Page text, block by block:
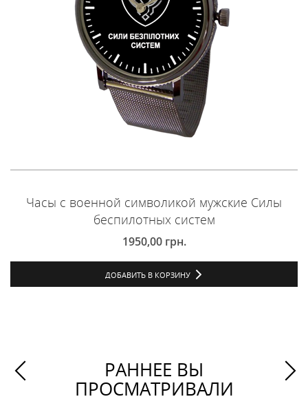
Часы с военной символикой мужские Силы
беспилотных систем
1950,00 грн.
ДОБАВИТЬ В КОРЗИНУ
РАННЕЕ ВЫ
ПРОСМАТРИВАЛИ